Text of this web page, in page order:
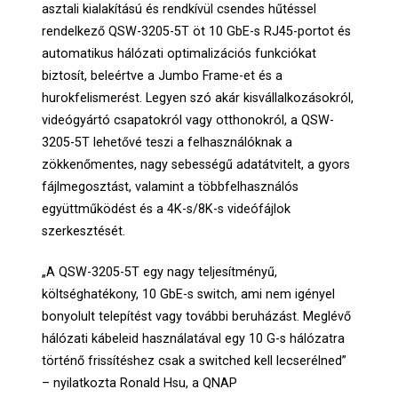
asztali kialakítású és rendkívül csendes hűtéssel
rendelkező QSW-3205-5T öt 10 GbE-s RJ45-portot és
automatikus hálózati optimalizációs funkciókat
biztosít, beleértve a Jumbo Frame-et és a
hurokfelismerést. Legyen szó akár kisvállalkozásokról,
videógyártó csapatokról vagy otthonokról, a QSW-
3205-5T lehetővé teszi a felhasználóknak a
zökkenőmentes, nagy sebességű adatátvitelt, a gyors
fájlmegosztást, valamint a többfelhasználós
együttműködést és a 4K-s/8K-s videófájlok
szerkesztését.
„A QSW-3205-5T egy nagy teljesítményű,
költséghatékony, 10 GbE-s switch, ami nem igényel
bonyolult telepítést vagy további beruházást. Meglévő
hálózati kábeleid használatával egy 10 G-s hálózatra
történő frissítéshez csak a switched kell lecserélned”
– nyilatkozta Ronald Hsu, a QNAP